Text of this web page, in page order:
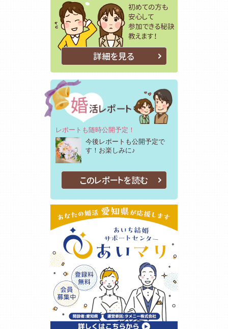
詳細を見る
レポートも随時公開予定！
今後レポートも公開予定で
す！お楽しみに♪
このレポートを読む